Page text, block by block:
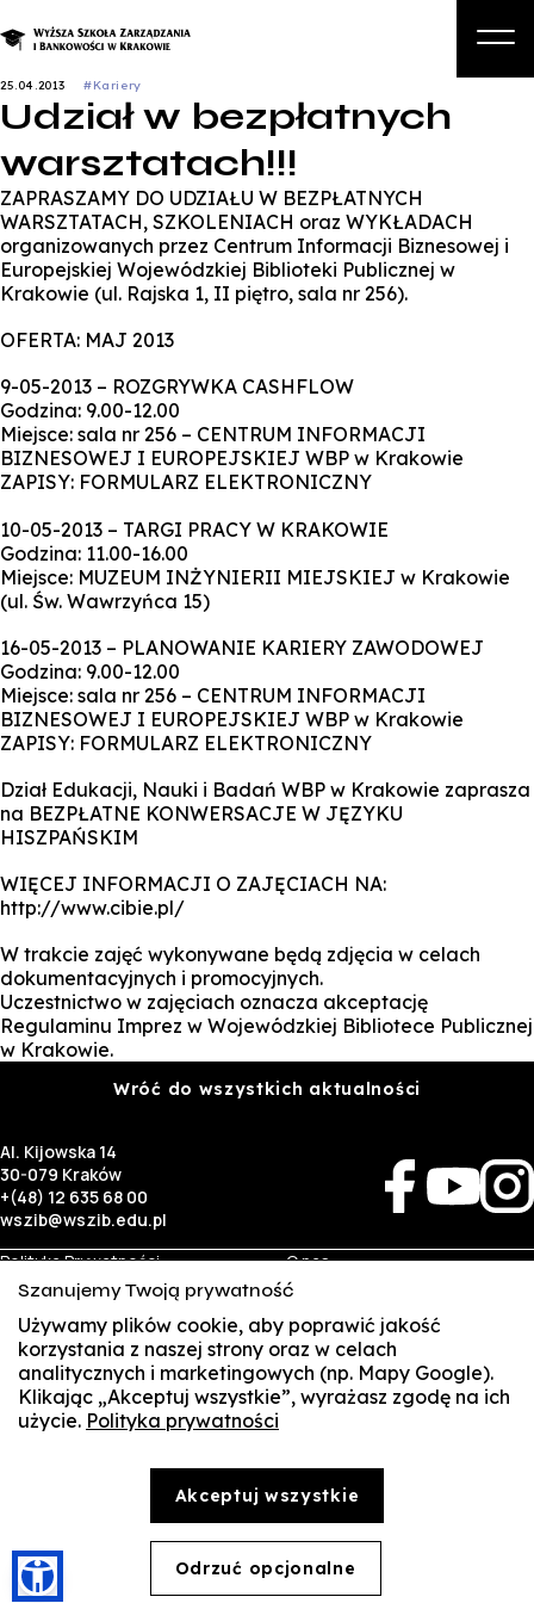
Studia podyplomowe i kursy
Kandydat
25.04.2013 #Kariery
Udział w bezpłatnych
warsztatach!!!
ZAPRASZAMY DO UDZIAŁU W BEZPŁATNYCH
WARSZTATACH, SZKOLENIACH oraz WYKŁADACH
organizowanych przez Centrum Informacji Biznesowej i
Europejskiej Wojewódzkiej Biblioteki Publicznej w
Krakowie (ul. Rajska 1, II piętro, sala nr 256).
OFERTA: MAJ 2013
9-05-2013 – ROZGRYWKA CASHFLOW
Godzina: 9.00-12.00
Miejsce: sala nr 256 – CENTRUM INFORMACJI
BIZNESOWEJ I EUROPEJSKIEJ WBP w Krakowie
ZAPISY: FORMULARZ ELEKTRONICZNY
10-05-2013 – TARGI PRACY W KRAKOWIE
Godzina: 11.00-16.00
Miejsce: MUZEUM INŻYNIERII MIEJSKIEJ w Krakowie
(ul. Św. Wawrzyńca 15)
16-05-2013 – PLANOWANIE KARIERY ZAWODOWEJ
Godzina: 9.00-12.00
Miejsce: sala nr 256 – CENTRUM INFORMACJI
BIZNESOWEJ I EUROPEJSKIEJ WBP w Krakowie
ZAPISY: FORMULARZ ELEKTRONICZNY
Dział Edukacji, Nauki i Badań WBP w Krakowie zaprasza
na BEZPŁATNE KONWERSACJE W JĘZYKU
HISZPAŃSKIM
WIĘCEJ INFORMACJI O ZAJĘCIACH NA:
http://www.cibie.pl/
W trakcie zajęć wykonywane będą zdjęcia w celach
dokumentacyjnych i promocyjnych.
Uczestnictwo w zajęciach oznacza akceptację
Regulaminu Imprez w Wojewódzkiej Bibliotece Publicznej
w Krakowie.
Wróć do wszystkich aktualności
Al. Kijowska 14
30-079 Kraków
+(48) 12 635 68 00
wszib@wszib.edu.pl
Polityka Prywatności
RODO
Identyfikacja wizualna
O nas
Rekrutacja
Studia
Kontakt
Biznes
Wynajem sal
Targi pracy
Student
Multis Multum
Treści zawarte na stronie www.wszib.edu.pl oraz jej podstronach stanowią, o ile nie wskazano
części: kopiowania, reprodukowania, modyfikowania, dystrybuowania, publikowania,
wyświetlania, utrwalania oraz wykorzystywania w jakiejkolwiek innej formie. Ograniczenia
powyższe nie dotyczą dozwolonego użytku osobistego.
Szanujemy Twoją prywatność
Używamy plików cookie, aby poprawić jakość
korzystania z naszej strony oraz w celach
analitycznych i marketingowych (np. Mapy Google).
Klikając „Akceptuj wszystkie”, wyrażasz zgodę na ich
użycie. Polityka prywatności
Akceptuj wszystkie
Odrzuć opcjonalne